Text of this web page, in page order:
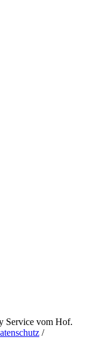
Service vom Hof.
/